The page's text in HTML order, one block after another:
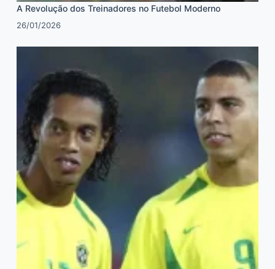
A Revolução dos Treinadores no Futebol Moderno
26/01/2026